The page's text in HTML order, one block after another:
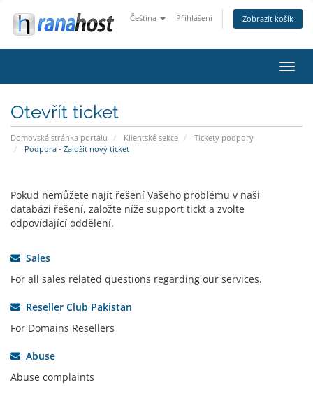
Čeština Přihlášení Zobrazit košík
Otevřít ticket
Domovská stránka portálu Klientské sekce
Tickety podpory
Podpora - Založit nový ticket
Pokud nemůžete najít řešení Vašeho problému v naši
databázi řešení, založte níže support tickt a zvolte
odpovídající oddělení.
Sales
For all sales related questions regarding our services.
Reseller Club Pakistan
For Domains Resellers
Abuse
Abuse complaints